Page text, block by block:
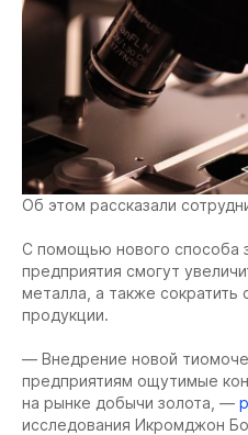
Об этом рассказали
С помощью нового способа
предприятия смогут
металла, а также
продукции.
— Внедрение новой
предприятиям ощутимые
на рынке добычи золота, —
исследования Икромджон